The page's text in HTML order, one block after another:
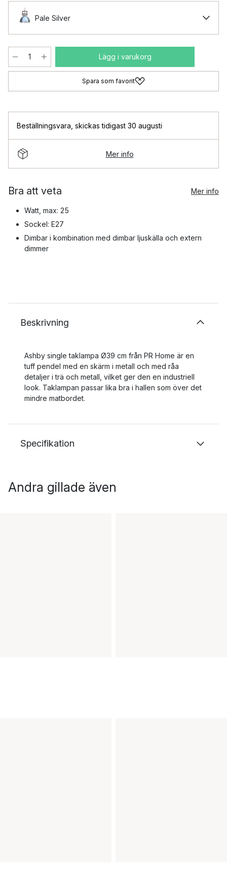
Pale Silver
Lägg i varukorg
Spara som favorit
Beställningsvara skickas tidigast 30 augusti
Mer info
Bra att veta Mer info
Watt, max: 25
Sockel: E27
Dimbar i kombination med dimbar ljuskälla och extern
dimmer
Beskrivning
Ashby single taklampa Ø39 cm från PR Home är en
tuff pendel med en skärm i metall och med råa
detaljer i trä och metall, vilket ger den en industriell
look. Taklampan passar lika bra i hallen som över det
mindre matbordet.
Specifikation
Andra gillade även